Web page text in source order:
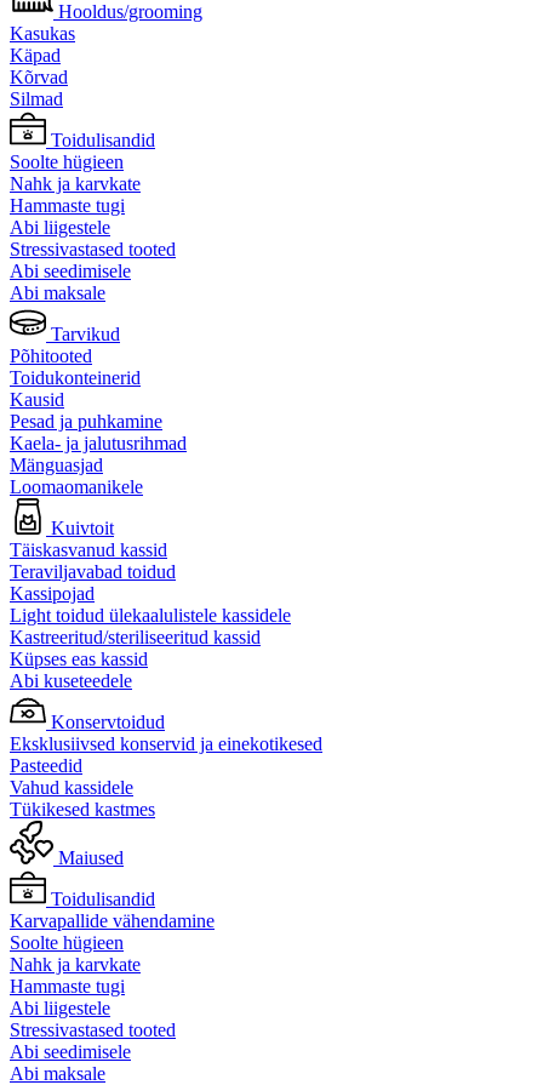
Hooldus/grooming
Kasukas
Käpad
Kõrvad
Silmad
Toidulisandid
Soolte hügieen
Nahk ja karvkate
Hammaste tugi
Abi liigestele
Stressivastased tooted
Abi seedimisele
Abi maksale
Tarvikud
Põhitooted
Toidukonteinerid
Kausid
Pesad ja puhkamine
Kaela- ja jalutusrihmad
Mänguasjad
Loomaomanikele
Kuivtoit
Täiskasvanud kassid
Teraviljavabad toidud
Kassipojad
Light toidud ülekaalulistele kassidele
Kastreeritud/steriliseeritud kassid
Küpses eas kassid
Abi kuseteedele
Konservtoidud
Eksklusiivsed konservid ja einekotikesed
Pasteedid
Vahud kassidele
Tükikesed kastmes
Maiused
Toidulisandid
Karvapallide vähendamine
Soolte hügieen
Nahk ja karvkate
Hammaste tugi
Abi liigestele
Stressivastased tooted
Abi seedimisele
Abi maksale